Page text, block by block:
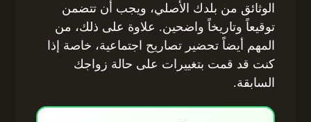
الوثائق من بلدك الأصلي، ويجب أن تتضمن
توقيعاً وتاريخاً واضحين. علاوة على ذلك، من
المهم أيضاً تحضير تصاريح اجتماعية، خاصة إذا
كنت قد قمت بتغييرات على حالة زواجك
السابقة.